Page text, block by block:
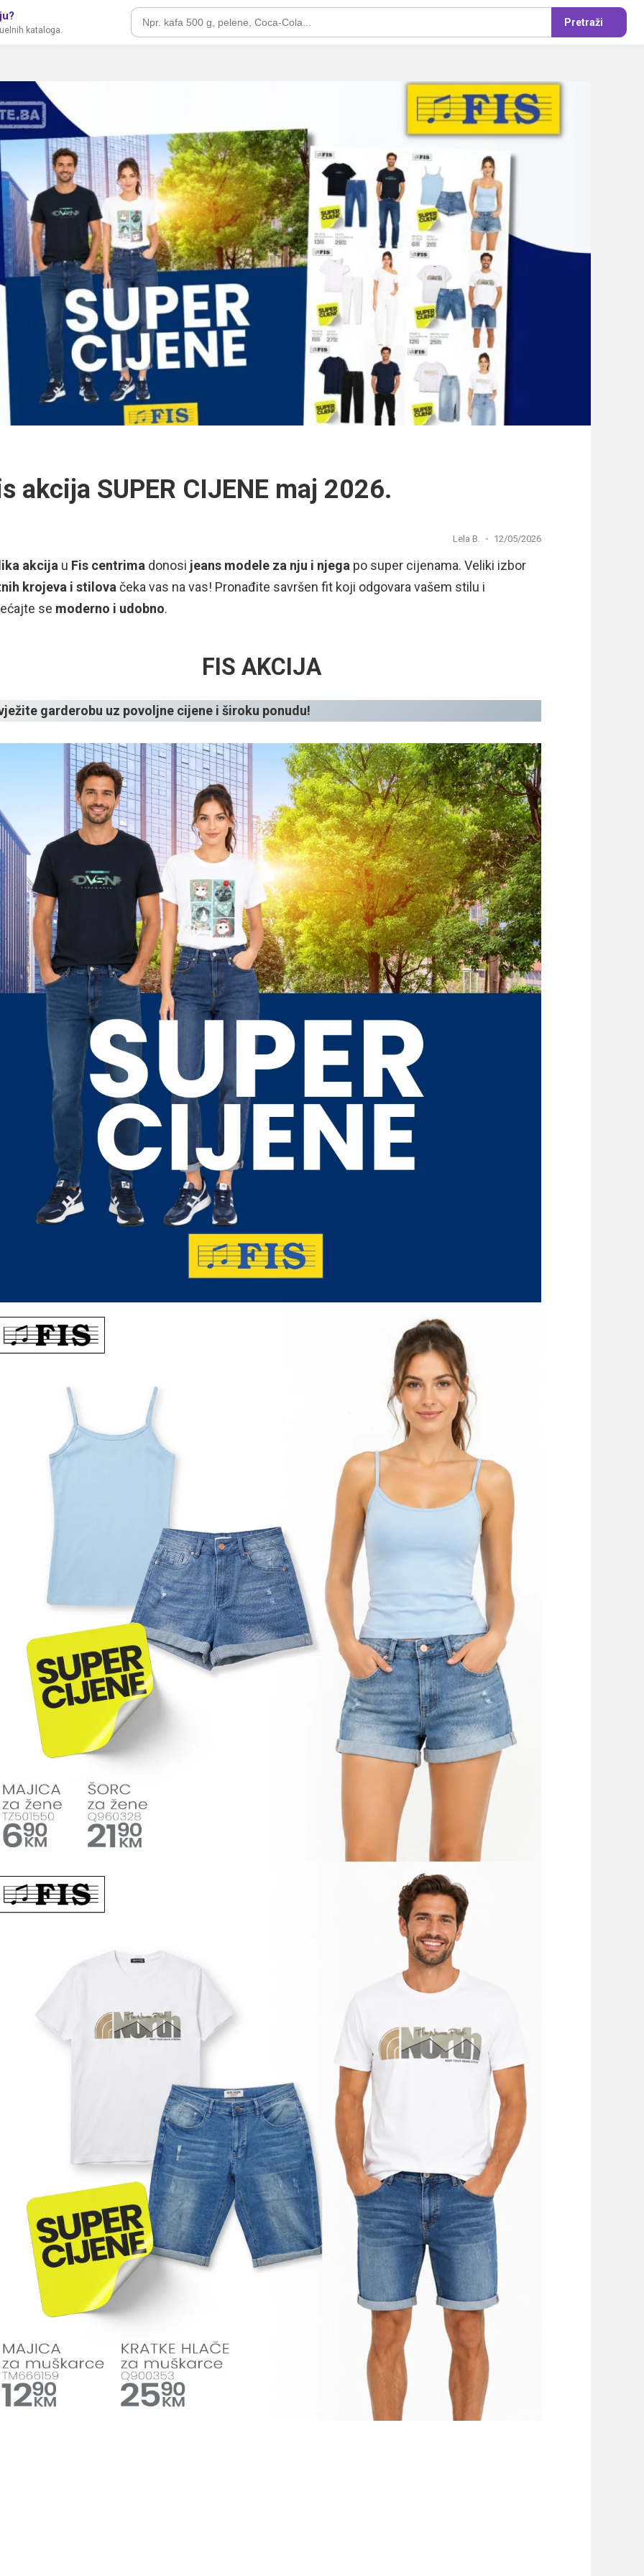
kataloga.
Pretraži
akcija SUPER CIJENE maj 2026.
Lela B. 12/05/2026
akcija u Fis centrima donosi jeans modele za nju i njega po super cijenama. Veliki izbor
krojeva i stilovačeka vas na vas! Pronađite savršen fit koji odgovara vašem stilu i
se moderno i udobno.
FIS AKCIJA
garderobu uz povoljne cijene i široku ponudu!